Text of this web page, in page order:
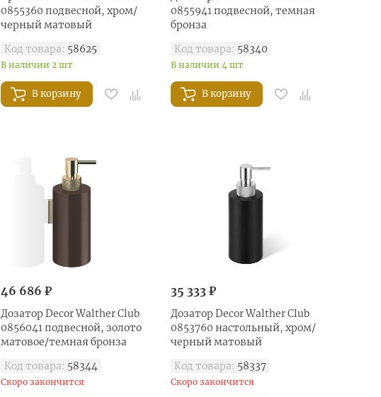
0855360 подвесной, хром/
черный матовый
Код товара: 58625
В наличии 2 шт
В корзину
0855941 подвесной, темная
бронза
Код товара: 58340
В наличии 4 шт
В корзину
46 686 ₽
Дозатор Decor Walther Club
0856041 подвесной, золото
матовое/темная бронза
Код товара: 58344
Скоро закончится
35 333 ₽
Дозатор Decor Walther Club
0853760 настольный, хром/
черный матовый
Код товара: 58337
Скоро закончится